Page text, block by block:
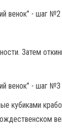
Затем
кубиками